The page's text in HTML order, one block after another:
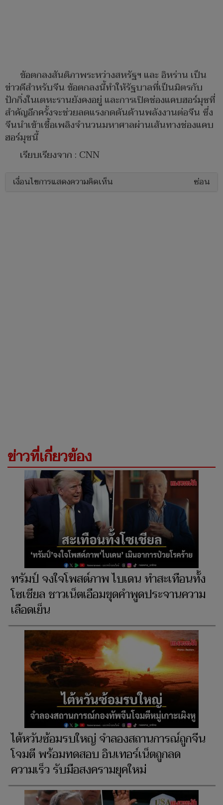
ข้อตกลงสันติภาพระหว่างสหรัฐฯ และ อิหร่าน เป็น
ข่าวดีสำหรับจีน ข้อตกลงนี้ทำให้รัฐบาลที่เป็นมิตรกับ
ปักกิ่งในเตหะรานยังคงอยู่ และการเปิดช่องแคบฮอร์มุซที่
สำคัญอีกครั้งจะช่วยลดแรงกดดันด้านพลังงานต่อจีน ซึ่ง
จีนนำเข้าเชื้อเพลิงจำนวนมหาศาลผ่านเส้นทางช่องแคบ
ฮอร์มุซนี้
เรียบเรียงจาก : CNN
เงื่อนไขการแสดงความคิดเห็น ซ่อน
ข่าวที่เกี่ยวข้อง
ทรัมป์ จงใจโพสต์ภาพ ไบเดน ทำสะเทือนทั้ง
โซเชียล ชาวเน็ตเอือมขุดคำพูดประจานความ
เลือดเย็น
ไต้หวันซ้อมรบใหญ่ จำลองสถานการณ์ถูกจีน
โจมตี พร้อมทดสอบ อินเทอร์เน็ตถูกลด
ความเร็ว รับมือสงครามยุคใหม่